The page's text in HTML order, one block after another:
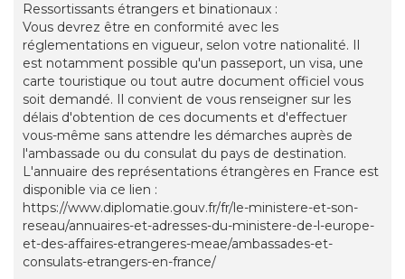
Ressortissants étrangers et binationaux :
Vous devrez être en conformité avec les
réglementations en vigueur, selon votre nationalité. Il
est notamment possible qu'un passeport, un visa, une
carte touristique ou tout autre document officiel vous
soit demandé. Il convient de vous renseigner sur les
délais d'obtention de ces documents et d'effectuer
vous-même sans attendre les démarches auprès de
l'ambassade ou du consulat du pays de destination.
L'annuaire des représentations étrangères en France est
disponible via ce lien :
https://www.diplomatie.gouv.fr/fr/le-ministere-et-son-
reseau/annuaires-et-adresses-du-ministere-de-l-europe-
et-des-affaires-etrangeres-meae/ambassades-et-
consulats-etrangers-en-france/